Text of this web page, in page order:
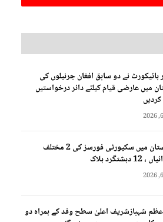
ہائیکورٹ نے دو سابق افغان جرنیلوں کی
میں عارضی قیام کیلئے دائر درخواستیں
بلوچستان میں سکیورٹی فورسز کی 2 مختلف
دہشتگرد ہلاک
شہبازشریف اعلیٰ سطح وفد کے ہمراہ دو